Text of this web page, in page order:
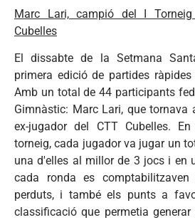
Marc Lari, campió del I
Cubelles
El dissabte de la Setmana
primera edició de partides
Amb un total de 44 participants
Gimnàstic: Marc Lari, que tornava
ex-jugador del CTT Cubelles.
torneig, cada jugador va jugar un
una d'elles al millor de 3 jocs i en
cada ronda es
perduts, i també els punts a
classificació que permetia